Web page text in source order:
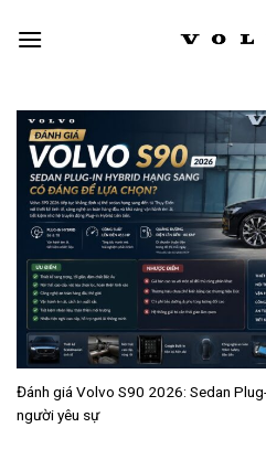
Đánh giá Volvo S90 2026: Sedan
người yêu sự